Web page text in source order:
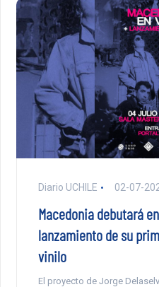
Diario UCHILE 02-07-
Macedonia debutará
lanzamiento de su
vinilo
El proyecto de Jorge